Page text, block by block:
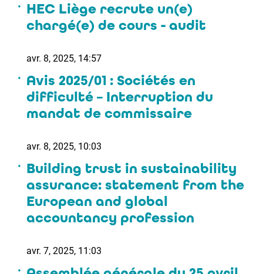
HEC Liège recrute un(e)
chargé(e) de cours - audit
avr. 8, 2025, 14:57
Avis 2025/01 : Sociétés en
difficulté – Interruption du
mandat de commissaire
avr. 8, 2025, 10:03
Building trust in sustainability
assurance: statement from the
European and global
accountancy profession
avr. 7, 2025, 11:03